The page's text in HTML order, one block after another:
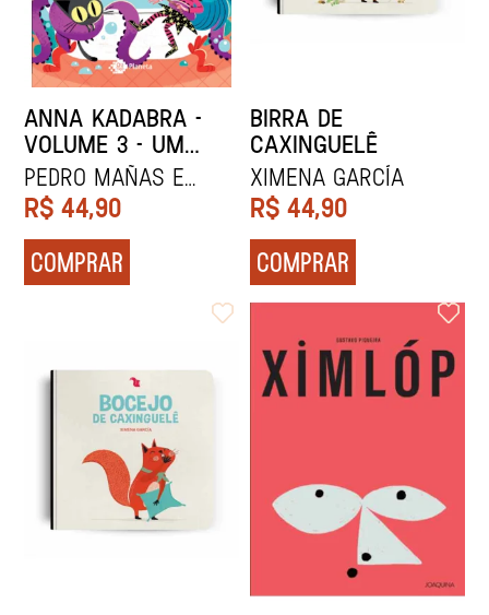
ANNA KADABRA -
VOLUME 3 - UM
MONSTRO NA
BANHEIRA
Pedro Mañas e
David Sierra Listón
R$ 44,90
COMPRAR
BIRRA DE
CAXINGUELÊ
Ximena García
R$ 44,90
COMPRAR